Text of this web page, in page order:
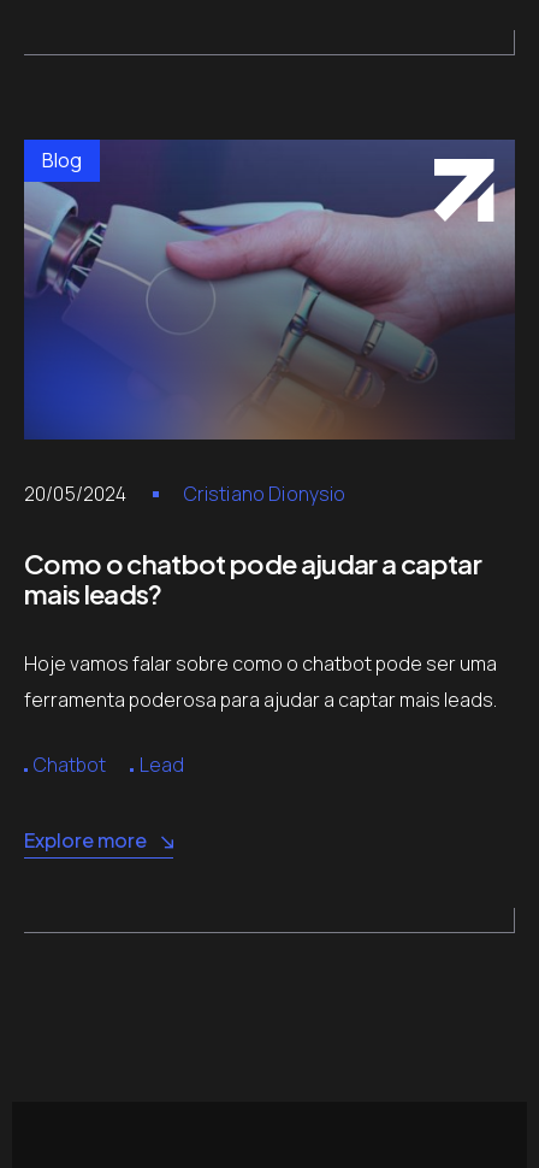
Blog
20/05/2024 Cristiano Dionysio
Como o chatbot pode ajudar a captar
mais leads?
Hoje vamos falar sobre como o chatbot pode ser uma
ferramenta poderosa para ajudar a captar mais leads.
Chatbot Lead
Explore more